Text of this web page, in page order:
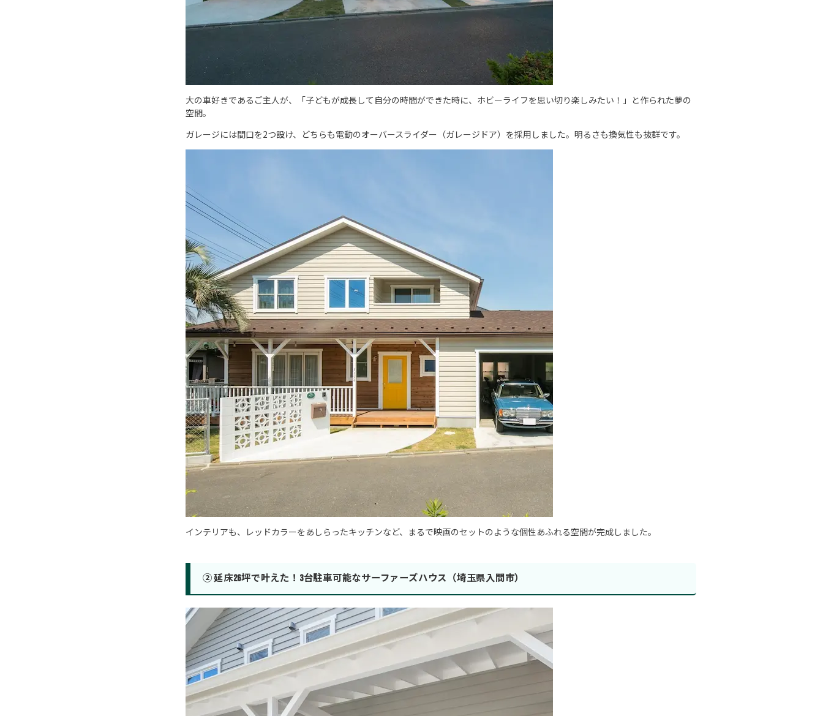
大の車好きであるご主人が、「子どもが成長して自分の時間ができた時に、ホビーライフを思い切り楽しみたい！」と作られた夢の
空間。
ガレージには間口を2つ設け、どちらも電動のオーバースライダー（ガレージドア）を採用しました。明るさも換気性も抜群です。
インテリアも、レッドカラーをあしらったキッチンなど、まるで映画のセットのような個性あふれる空間が完成しました。
② 延床26坪で叶えた！3台駐車可能なサーファーズハウス（埼玉県入間市）